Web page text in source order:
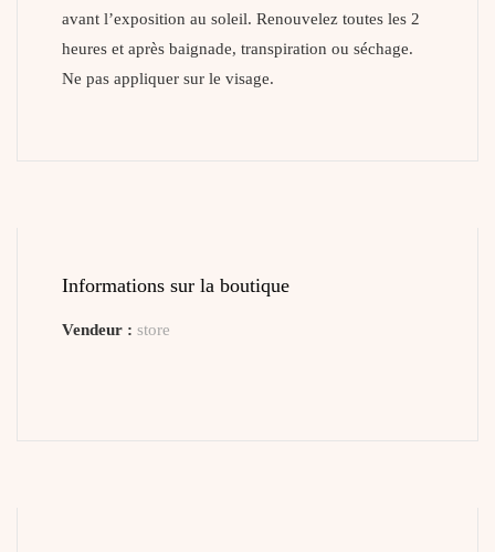
avant l’exposition au soleil. Renouvelez toutes les 2
heures et après baignade, transpiration ou séchage.
Ne pas appliquer sur le visage.
Informations sur la boutique
Vendeur : store